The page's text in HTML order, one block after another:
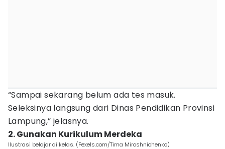
“Sampai sekarang belum ada tes masuk.
Seleksinya langsung dari Dinas Pendidikan Provinsi
Lampung,” jelasnya.
2. Gunakan Kurikulum Merdeka
Ilustrasi belajar di kelas. (Pexels.com/Tima Miroshnichenko)